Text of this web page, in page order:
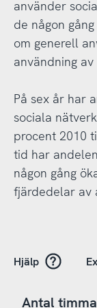
använder
de någon
om generell
användning
På sex år har
sociala
procent 2010
tid har
någon gång
fjärdedelar av
Hjälp
Antal